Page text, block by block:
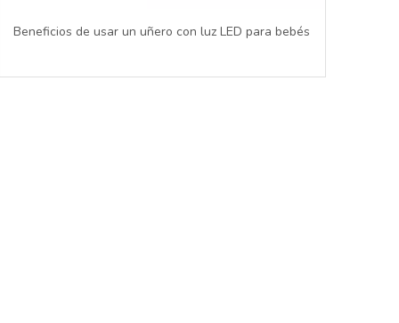
Beneficios de usar un uñero con luz LED para bebés